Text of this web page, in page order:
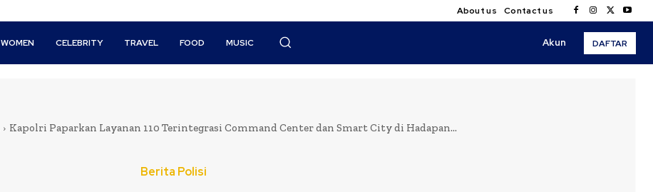
About us Contact us
WOMEN CELEBRITY TRAVEL FOOD MUSIC Akun DAFTAR
Kapolri Paparkan Layanan 110 Terintegrasi Command Center dan Smart City di Hadapan...
Berita Polisi